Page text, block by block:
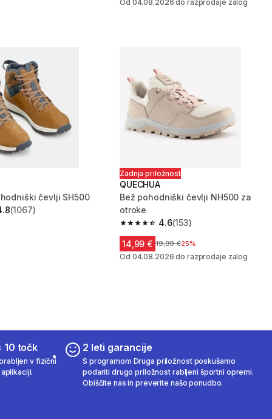
Od 04.08.2026 do razprodaje zalog
čevlji SH500
from 1067 ocene
(1067)
Zadnja priložnost
QUECHUA
Bež pohodniški čevlji NH500 za
otroke
4.6
4.6 od 5 zvezdic from 153 ocene
(153)
14,99 € Cena pred znižanjem
19,99 €25%
Od 04.08.2026 do razprodaje zalog
10 točk
v fizični
2 leti garancije
S programom Druga priložnost poskušamo
podariti drugo priložnost rabljeni športni opremi.
Obiščite nas in preverite našo ponudbo.